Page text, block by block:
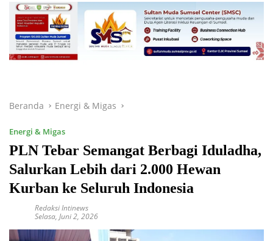
Beranda Energi & Migas
Energi & Migas
PLN Tebar Semangat Berbagi Iduladha,
Salurkan Lebih dari 2.000 Hewan
Kurban ke Seluruh Indonesia
Redaksi Intinews
Selasa, Juni 2, 2026